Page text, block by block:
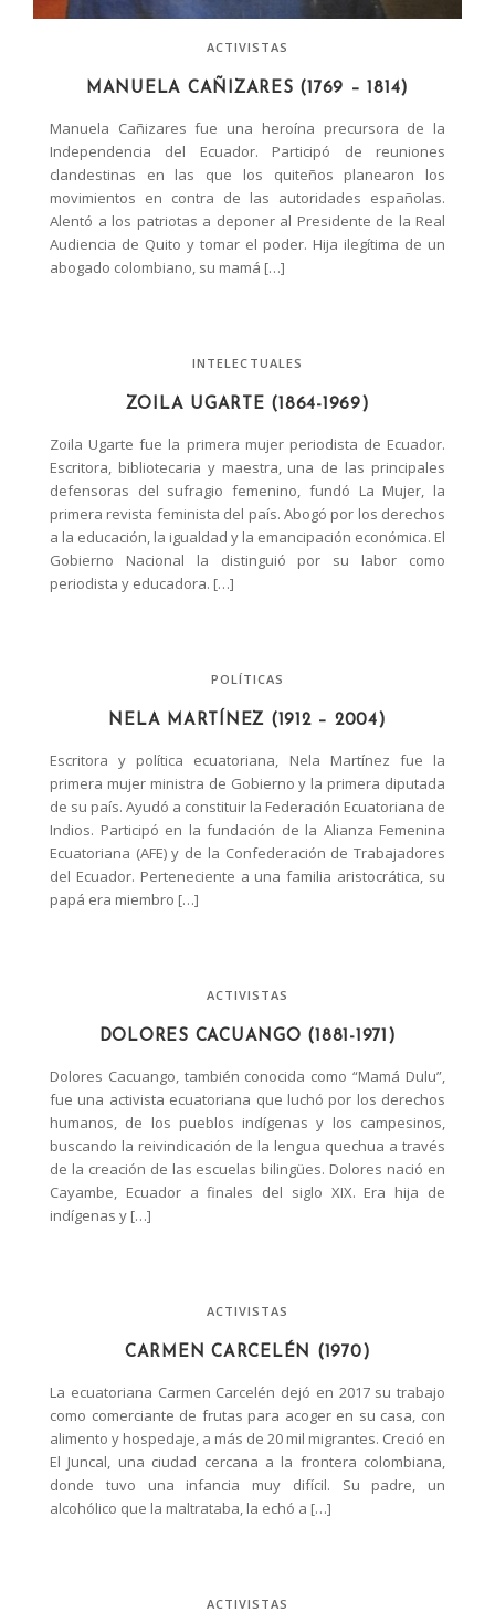
ACTIVISTAS
MANUELA CAÑIZARES (1769 – 1814)
Manuela Cañizares fue una heroína precursora de la
Independencia del Ecuador. Participó de reuniones
clandestinas en las que los quiteños planearon los
movimientos en contra de las autoridades españolas.
Alentó a los patriotas a deponer al Presidente de la Real
Audiencia de Quito y tomar el poder. Hija ilegítima de un
abogado colombiano, su mamá […]
INTELECTUALES
ZOILA UGARTE (1864-1969)
Zoila Ugarte fue la primera mujer periodista de Ecuador.
Escritora, bibliotecaria y maestra, una de las principales
defensoras del sufragio femenino, fundó La Mujer, la
primera revista feminista del país. Abogó por los derechos
a la educación, la igualdad y la emancipación económica. El
Gobierno Nacional la distinguió por su labor como
periodista y educadora. […]
POLÍTICAS
NELA MARTÍNEZ (1912 – 2004)
Escritora y política ecuatoriana, Nela Martínez fue la
primera mujer ministra de Gobierno y la primera diputada
de su país. Ayudó a constituir la Federación Ecuatoriana de
Indios. Participó en la fundación de la Alianza Femenina
Ecuatoriana (AFE) y de la Confederación de Trabajadores
del Ecuador. Perteneciente a una familia aristocrática, su
papá era miembro […]
ACTIVISTAS
DOLORES CACUANGO (1881-1971)
Dolores Cacuango, también conocida como “Mamá Dulu”,
fue una activista ecuatoriana que luchó por los derechos
humanos, de los pueblos indígenas y los campesinos,
buscando la reivindicación de la lengua quechua a través
de la creación de las escuelas bilingües. Dolores nació en
Cayambe, Ecuador a finales del siglo XIX. Era hija de
indígenas y […]
ACTIVISTAS
CARMEN CARCELÉN (1970)
La ecuatoriana Carmen Carcelén dejó en 2017 su trabajo
como comerciante de frutas para acoger en su casa, con
alimento y hospedaje, a más de 20 mil migrantes. Creció en
El Juncal, una ciudad cercana a la frontera colombiana,
donde tuvo una infancia muy difícil. Su padre, un
alcohólico que la maltrataba, la echó a […]
ACTIVISTAS